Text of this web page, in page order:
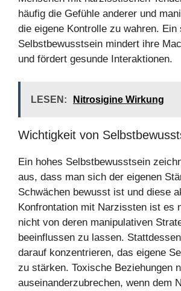
häufig die Gefühle anderer und
die eigene Kontrolle zu wahren. Ein
Selbstbewusstsein mindert ihre
und fördert gesunde Interaktionen.
LESEN: Nitrosigine Wirkung
Wichtigkeit von
Ein hohes Selbstbewusstsein
aus, dass man sich der eigenen
Schwächen bewusst ist und diese
Konfrontation mit Narzissten ist es
nicht von deren manipulativen
beeinflussen zu lassen.
darauf konzentrieren, das eigene
zu stärken. Toxische Beziehungen
auseinanderzubrechen, wenn dem